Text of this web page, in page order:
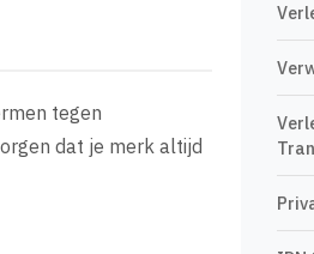
tegen
dat je merk altijd